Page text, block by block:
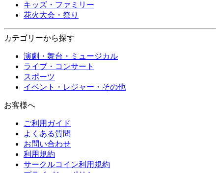
キッズ・ファミリー
花火大会・祭り
カテゴリーから探す
演劇・舞台・ミュージカル
ライブ・コンサート
スポーツ
イベント・レジャー・その他
お客様へ
ご利用ガイド
よくある質問
お問い合わせ
利用規約
サークルコイン利用規約